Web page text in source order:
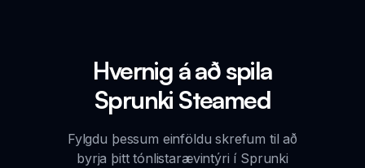
Hvernig á að spila
Sprunki Steamed
Fylgdu þessum einföldu skrefum til að
byrja þitt tónlistarævintýri í Sprunki